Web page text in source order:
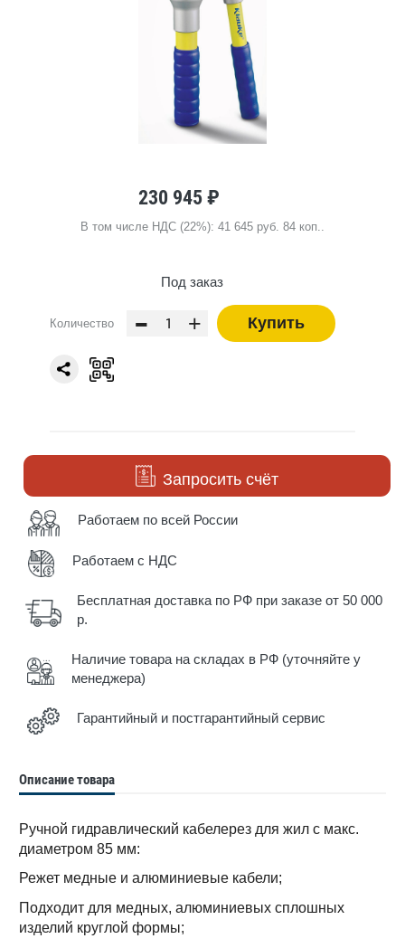
230 945 ₽
В том числе НДС (22%): 41 645 руб. 84 коп..
Под заказ
Количество - + Купить
Запросить счёт
Работаем по всей России
Работаем с НДС
Бесплатная доставка по РФ при заказе от 50 000
р.
Наличие товара на складах в РФ (уточняйте у
менеджера)
Гарантийный и постгарантийный сервис
Описание товара
Ручной гидравлический кабелерез для жил с макс.
диаметром 85 мм:
Режет медные и алюминиевые кабели;
Подходит для медных, алюминиевых сплошных
изделий круглой формы;